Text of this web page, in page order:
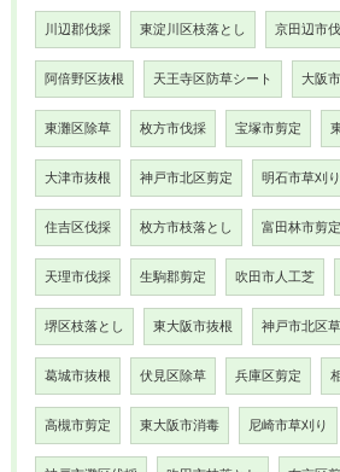
川辺郡伐採 東淀川区枝落とし 京田辺市
阿倍野区抜根 天王寺区防草シート 大阪
東灘区除草 枚方市伐採 宝塚市剪定
大津市抜根 神戸市北区剪定 明石市草刈り
住吉区伐採 枚方市枝落とし 富田林市剪定
天理市伐採 生駒郡剪定 吹田市人工芝
堺区枝落とし 東大阪市抜根 神戸市北区
葛城市抜根 伏見区除草 兵庫区剪定
高槻市剪定 東大阪市消毒 尼崎市草刈り